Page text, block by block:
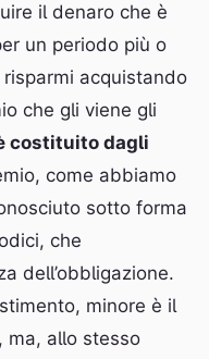
il denaro che è
un periodo più o
acquistando
che gli viene gli
costituito dagli
come abbiamo
sotto forma
che
dell’obbligazione.
minore è il
ma, allo stesso